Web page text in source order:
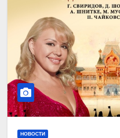
НОВОСТИ